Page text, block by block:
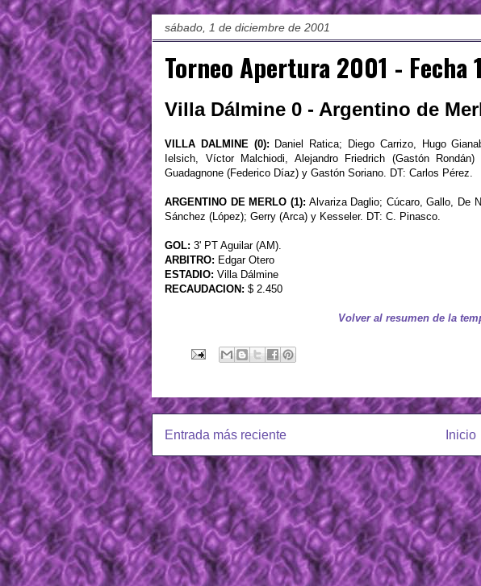
sábado, 1 de diciembre de 2001
Torneo Apertura 2001 - Fecha
Villa Dálmine 0 - Argentino de
VILLA DALMINE (0): Daniel Ratica; Diego Carrizo, Hugo
Ielsich, Víctor Malchiodi, Alejandro Friedrich (Gastón
Guadagnone (Federico Díaz) y Gastón Soriano. DT: Carlos Pérez.
ARGENTINO DE MERLO (1): Alvariza Daglio; Cúcaro, Gallo, De
Sánchez (López); Gerry (Arca) y Kesseler. DT: C. Pinasco.
GOL: 3' PT Aguilar (AM).
ARBITRO: Edgar Otero
ESTADIO: Villa Dálmine
RECAUDACION: $ 2.450
Volver al resumen de la
Entrada más reciente Inicio